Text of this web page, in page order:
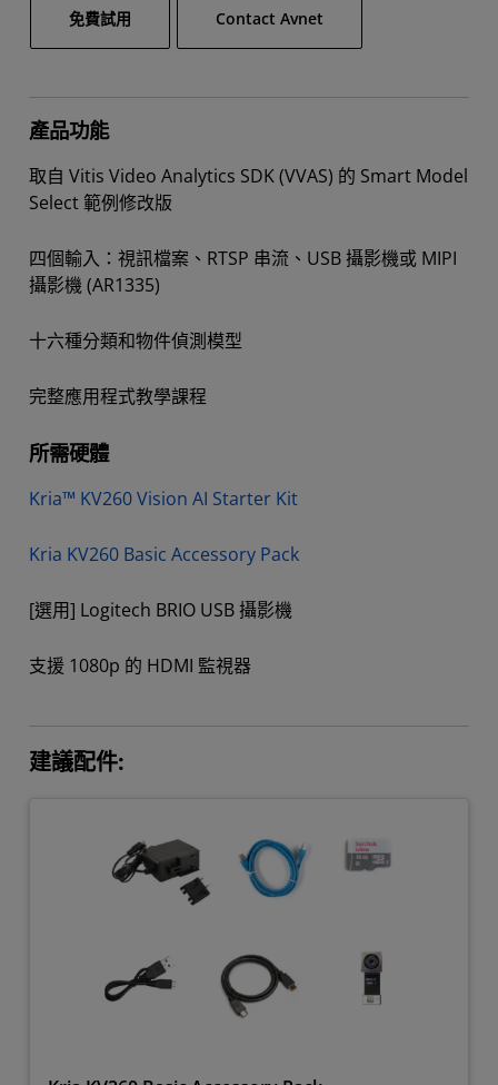
免費試用 Contact Avnet
產品功能
取自 Vitis Video Analytics SDK (VVAS) 的 Smart Model
Select 範例修改版
四個輸入：視訊檔案、RTSP 串流、USB 攝影機或 MIPI
攝影機 (AR1335)
十六種分類和物件偵測模型
完整應用程式教學課程
所需硬體
Kria™ KV260 Vision AI Starter Kit
Kria KV260 Basic Accessory Pack
[選用] Logitech BRIO USB 攝影機
支援 1080p 的 HDMI 監視器
建議配件: